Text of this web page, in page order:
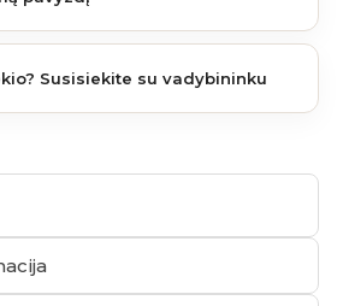
Susisiekite su vadybininku